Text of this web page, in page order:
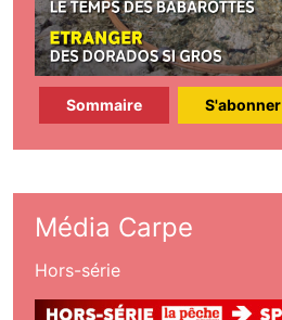
Sommaire S'abonner
Média Carpe
Hors-série